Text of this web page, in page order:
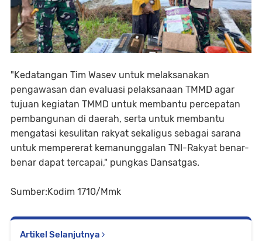
"Kedatangan Tim Wasev untuk melaksanakan
pengawasan dan evaluasi pelaksanaan TMMD agar
tujuan kegiatan TMMD untuk membantu percepatan
pembangunan di daerah, serta untuk membantu
mengatasi kesulitan rakyat sekaligus sebagai sarana
untuk mempererat kemanunggalan TNI-Rakyat benar-
benar dapat tercapai," pungkas Dansatgas.
Sumber:Kodim 1710/Mmk
Artikel Selanjutnya